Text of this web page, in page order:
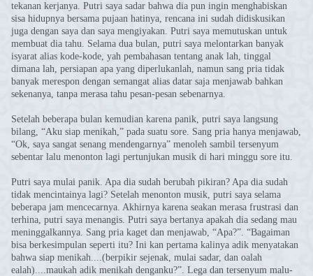
tekanan kerjanya. Putri saya sadar bahwa dia pun ingin menghabiskan
sisa hidupnya bersama pujaan hatinya, rencana ini sudah didiskusikan
juga dengan saya dan saya mengiyakan. Putri saya memutuskan untuk
membuat dia tahu. Selama dua bulan, putri saya melontarkan banyak
isyarat alias kode-kode, yah pembahasan tentang anak lah, tinggal
dimana lah, persiapan apa yang diperlukanlah, namun sang pria tidak
banyak merespon dengan semangat alias datar saja menjawab bahkan
sekenanya, tanpa merasa tahu pesan-pesan sebenarnya.
Setelah beberapa bulan kemudian karena panik, putri saya langsung
bilang, “Aku siap menikah,” pada suatu sore. Sang pria hanya menjawab,
“Ok, saya sangat senang mendengarnya” menoleh sambil tersenyum
sebentar lalu menonton lagi pertunjukan musik di hari minggu sore itu.
Putri saya mulai panik. Apa dia sudah berubah pikiran? Apa dia sudah
tidak mencintainya lagi? Setelah menonton musik, putri saya selama
beberapa jam mencecarnya. Akhirnya karena seakan merasa frustrasi dan
terhina, putri saya menangis. Putri saya bertanya apakah dia sedang mau
meninggalkannya. Sang pria kaget dan menjawab, “Apa?”. “Bagaiman
bisa berkesimpulan seperti itu? Ini kan pertama kalinya adik menyatakan
bahwa siap menikah....(berpikir sejenak, mulai sadar, dan oalah
ealah)....maukah adik menikah denganku?”. Lega dan tersenyum malu-